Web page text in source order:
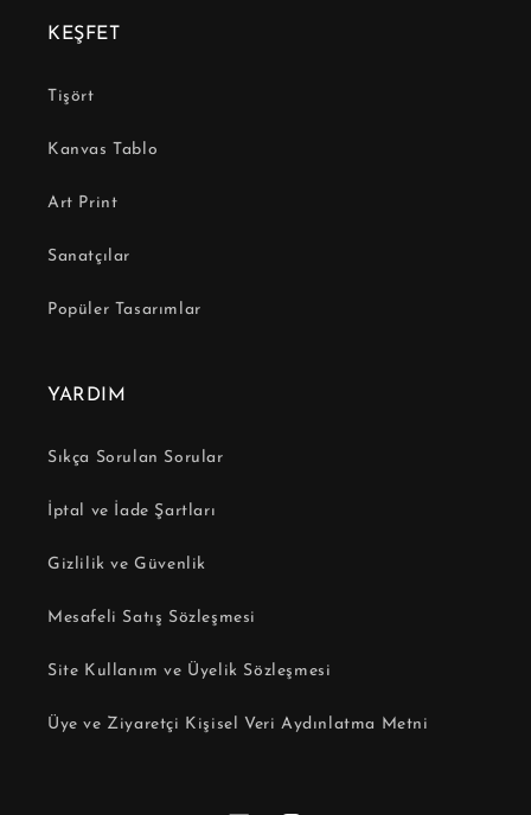
KEŞFET
Tişört
Kanvas Tablo
Art Print
Sanatçılar
Popüler Tasarımlar
YARDIM
Sıkça Sorulan Sorular
İptal ve İade Şartları
Gizlilik ve Güvenlik
Mesafeli Satış Sözleşmesi
Site Kullanım ve Üyelik Sözleşmesi
Üye ve Ziyaretçi Kişisel Veri Aydınlatma Metni